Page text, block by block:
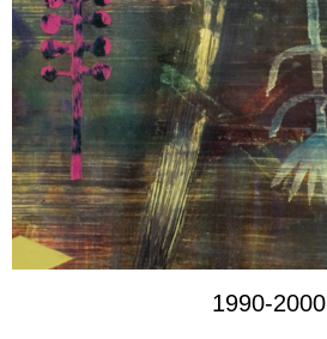
1990-2000